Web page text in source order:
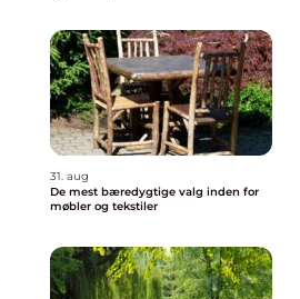
31. aug
De mest bæredygtige valg inden for
møbler og tekstiler